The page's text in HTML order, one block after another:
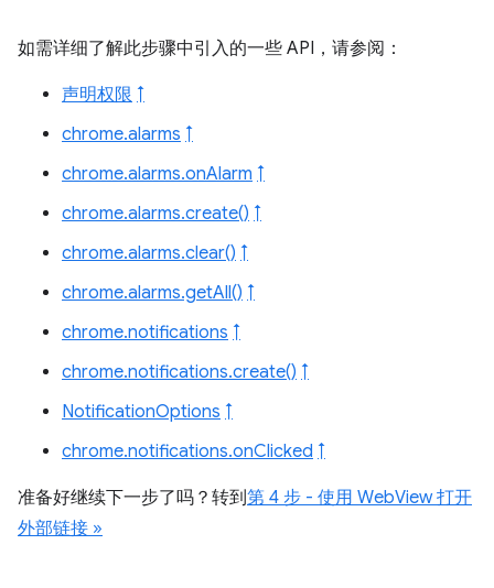
如需详细了解此步骤中引入的一些 API，请参阅：
声明权限 ↑
chrome.alarms ↑
chrome.alarms.onAlarm ↑
chrome.alarms.create() ↑
chrome.alarms.clear() ↑
chrome.alarms.getAll() ↑
chrome.notifications ↑
chrome.notifications.create() ↑
NotificationOptions ↑
chrome.notifications.onClicked ↑
准备好继续下一步了吗？转到第 4 步 - 使用 WebView 打开
外部链接 »